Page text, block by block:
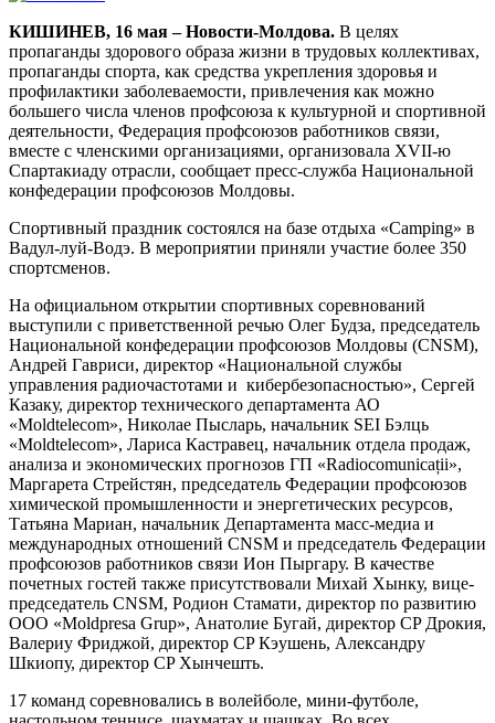
КИШИНЕВ, 16 мая – Новости-Молдова. В целях
пропаганды здорового образа жизни в трудовых коллективах,
пропаганды спорта, как средства укрепления здоровья и
профилактики заболеваемости, привлечения как можно
большего числа членов профсоюза к культурной и спортивной
деятельности, Федерация профсоюзов работников связи,
вместе с членскими организациями, организовала XVII-ю
Спартакиаду отрасли, сообщает пресс-служба Национальной
конфедерации профсоюзов Молдовы.
Спортивный праздник состоялся на базе отдыха «Camping» в
Вадул-луй-Водэ. В мероприятии приняли участие более 350
спортсменов.
На официальном открытии спортивных соревнований
выступили с приветственной речью Олег Будза, председатель
Национальной конфедерации профсоюзов Молдовы (CNSM),
Андрей Гавриси, директор «Национальной службы
управления радиочастотами и кибербезопасностью», Сергей
Казаку, директор технического департамента АО
«Moldtelecom», Николае Пысларь, начальник SEI Бэлць
«Moldtelecоm», Лариса Кастравец, начальник отдела продаж,
анализа и экономических прогнозов ГП «Radiocomunicații»,
Маргарета Стрейстян, председатель Федерации профсоюзов
химической промышленности и энергетических ресурсов,
Татьяна Мариан, начальник Департамента масс-медиа и
международных отношений CNSM и председатель Федерации
профсоюзов работников связи Ион Пыргару. В качестве
почетных гостей также присутствовали Михай Хынку, вице-
председатель CNSM, Родион Стамати, директор по развитию
ООО «Moldpresa Grup», Анатолие Бугай, директор CP Дрокия,
Валериу Фриджой, директор CP Кэушень, Александру
Шкиопу, директор CP Хынчешть.
17 команд соревновались в волейболе, мини-футболе,